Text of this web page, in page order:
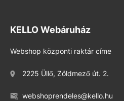
KELLO Webáruház
Webshop központi raktár címe
2225 Üllő, Zöldmező út. 2.
webshoprendeles@kello.hu